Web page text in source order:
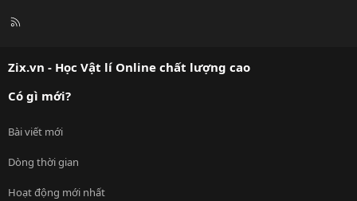
R
Zix.vn - Học Vật lí Online chất lượng cao
Có gì mới?
Bài viết mới
Dòng thời gian
Hoạt động mới nhất